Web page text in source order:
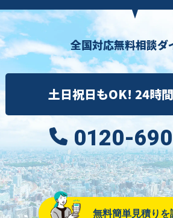
全国対応無料相談ダ
土日祝日もOK! 24時
0120-
無料簡単見積りを